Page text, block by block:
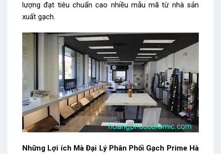
lượng đạt tiêu chuẩn cao nhiều mẫu mã từ nhà sản
xuất gạch.
Những Lợi ích Mà Đại Lý Phân Phối Gạch Prime Hà